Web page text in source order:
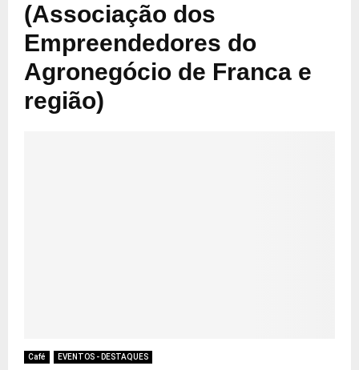
(Associação dos
Empreendedores do
Agronegócio de Franca e
região)
Café EVENTOS - DESTAQUES